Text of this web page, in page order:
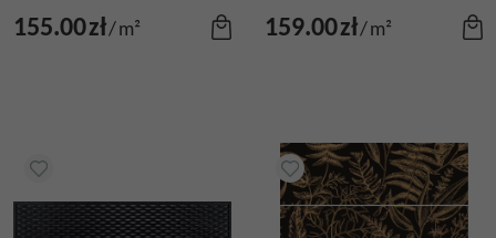
155.00zł/m² 159.00zł/m²